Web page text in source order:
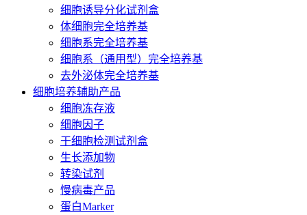
细胞诱导分化试剂盒
体细胞完全培养基
细胞系完全培养基
细胞系（通用型）完全培养基
去外泌体完全培养基
细胞培养辅助产品
细胞冻存液
细胞因子
干细胞检测试剂盒
生长添加物
转染试剂
慢病毒产品
蛋白Marker